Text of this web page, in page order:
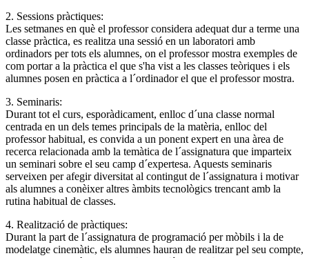
2. Sessions pràctiques:
Les setmanes en què el professor considera adequat dur a terme una
classe pràctica, es realitza una sessió en un laboratori amb
ordinadors per tots els alumnes, on el professor mostra exemples de
com portar a la pràctica el que s'ha vist a les classes teòriques i els
alumnes posen en pràctica a l´ordinador el que el professor mostra.
3. Seminaris:
Durant tot el curs, esporàdicament, enlloc d´una classe normal
centrada en un dels temes principals de la matèria, enlloc del
professor habitual, es convida a un ponent expert en una àrea de
recerca relacionada amb la temàtica de l´assignatura que imparteix
un seminari sobre el seu camp d´expertesa. Aquests seminaris
serveixen per afegir diversitat al contingut de l´assignatura i motivar
als alumnes a conèixer altres àmbits tecnològics trencant amb la
rutina habitual de classes.
4. Realització de pràctiques:
Durant la part de l´assignatura de programació per mòbils i la de
modelatge cinemàtic, els alumnes hauran de realitzar pel seu compte,